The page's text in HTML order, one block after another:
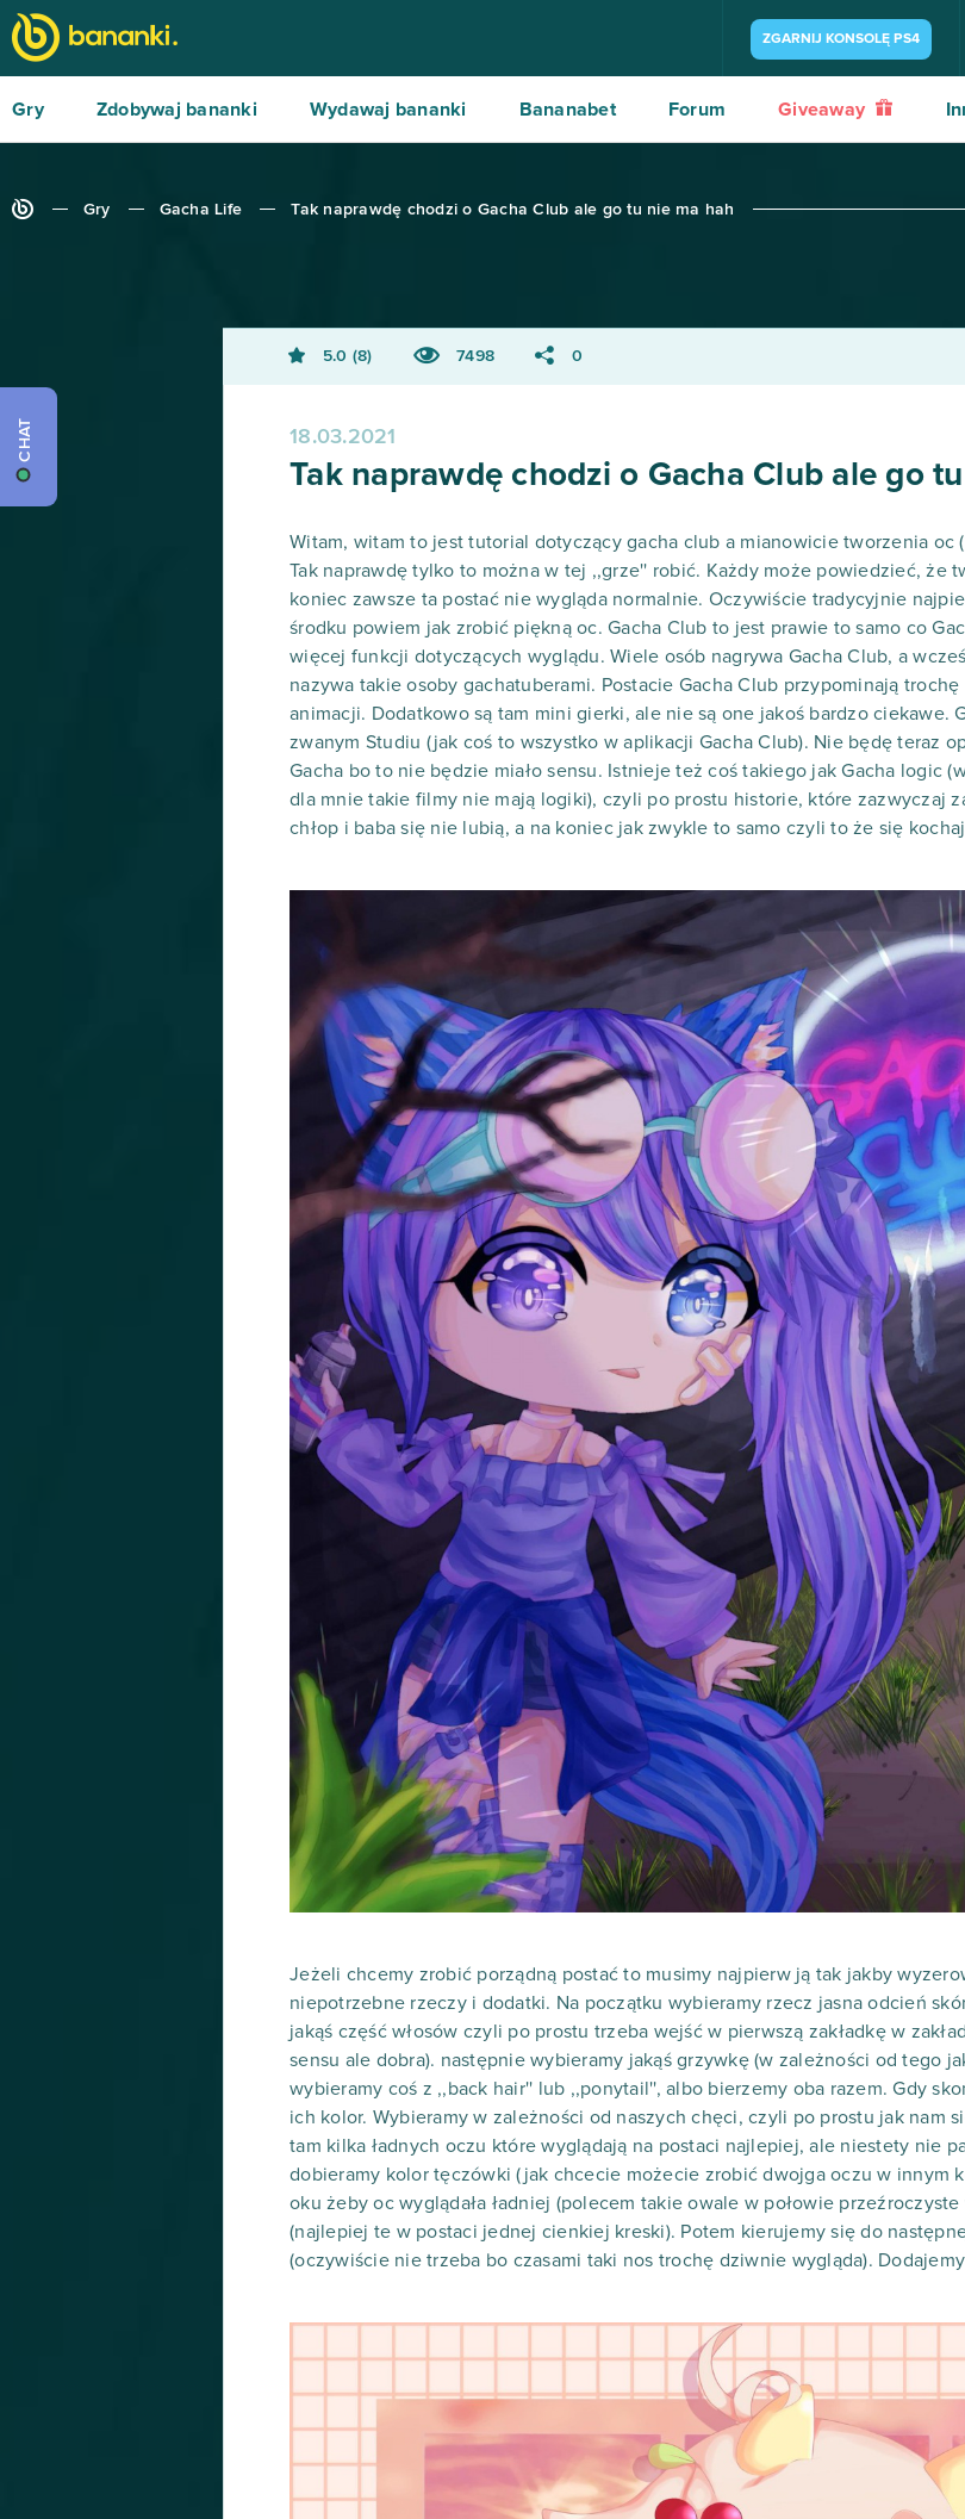
ZGARNIJ KONSOLĘ PS4
Gry Zdobywaj bananki Wydawaj bananki Bananabet Forum Giveaway
Gry Gacha Life Tak naprawdę chodzi o Gacha Club ale go tu nie ma hah
5.0 8 7498 0
18.03.2021
Tak naprawdę chodzi o Gacha Club ale go
Witam, witam to jest tutorial dotyczący gacha club a mianowicie tworzenia oc
Tak naprawdę tylko to można w tej ,,grze'' robić. Każdy może powiedzieć, że
koniec zawsze ta postać nie wygląda normalnie. Oczywiście tradycyjnie
środku powiem jak zrobić piękną oc. Gacha Club to jest prawie to samo co
więcej funkcji dotyczących wyglądu. Wiele osób nagrywa Gacha Club, a
nazywa takie osoby gachatuberami. Postacie Gacha Club przypominają
animacji. Dodatkowo są tam mini gierki, ale nie są one jakoś bardzo ciekawe.
zwanym Studiu (jak coś to wszystko w aplikacji Gacha Club). Nie będę teraz
Gacha bo to nie będzie miało sensu. Istnieje też coś takiego jak Gacha logic
dla mnie takie filmy nie mają logiki), czyli po prostu historie, które zazwyczaj
chłop i baba się nie lubią, a na koniec jak zwykle to samo czyli to że się
Jeżeli chcemy zrobić porządną postać to musimy najpierw ją tak jakby
niepotrzebne rzeczy i dodatki. Na początku wybieramy rzecz jasna odcień
jakąś część włosów czyli po prostu trzeba wejść w pierwszą zakładkę w
sensu ale dobra). następnie wybieramy jakąś grzywkę (w zależności od tego
wybieramy coś z ,,back hair'' lub ,,ponytail'', albo bierzemy oba razem. Gdy
ich kolor. Wybieramy w zależności od naszych chęci, czyli po prostu jak nam
tam kilka ładnych oczu które wyglądają na postaci najlepiej, ale niestety nie
dobieramy kolor tęczówki (jak chcecie możecie zrobić dwojga oczu w innym
oku żeby oc wyglądała ładniej (polecem takie owale w połowie
(najlepiej te w postaci jednej cienkiej kreski). Potem kierujemy się do
(oczywiście nie trzeba bo czasami taki nos trochę dziwnie wygląda).
CHAT